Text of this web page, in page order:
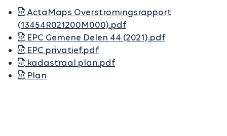
ActaMaps Overstromingsrapport
(13454R021200M000).pdf
EPC Gemene Delen 44 (2021).pdf
EPC privatief.pdf
kadastraal plan.pdf
Plan